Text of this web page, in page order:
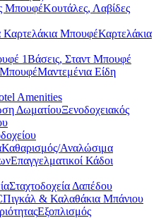
Κουτάλες, Λαβίδες
Καρτελάκια
Βάσεις, Σταντ Μπουφέ
Μαντεμένια Είδη
Amenities
Ξενοδοχειακός
Καθαρισμός/Αναλώσιμα
Επαγγελματικοί Κάδοι
Σταχτοδοχεία Δαπέδου
Πιγκάλ & Καλαθάκια Μπάνιου
Εξοπλισμός